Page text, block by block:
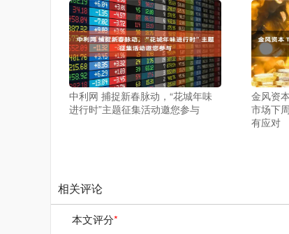
中利网 捕捉新春脉动，“花城年味
进行时”主题征集活动邀您参与
金风资
市场下
有应对
相关评论
本文评分*